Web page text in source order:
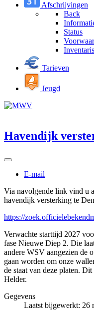
Afschrijvingen
Back
Status
Tarieven
Jeugd
Havendijk
E-mail
Via navolgende link vind u
havendijk versterking te
https://
Verwachte starttijd 2027
fase Nieuwe Diep 2. Die
andere WSV aangezien de
gaan worden om onze
de staat van deze platen.
Helder.
Gegevens
Laatst bijgewerkt: 26